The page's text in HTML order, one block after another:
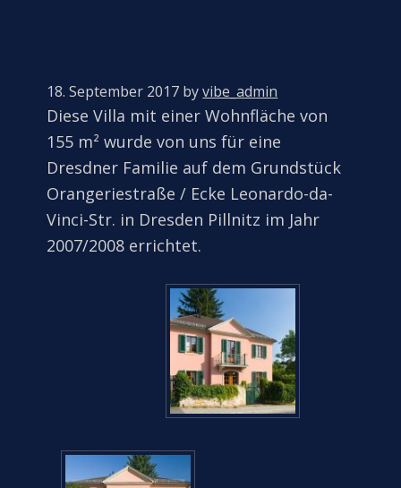
18. September 2017 byvibe_admin
Diese Villa mit einer Wohnfläche von
155 m² wurde von uns für eine
Dresdner Familie auf dem Grundstück
Orangeriestraße / Ecke Leonardo-da-
Vinci-Str. in Dresden Pillnitz im Jahr
2007/2008 errichtet.